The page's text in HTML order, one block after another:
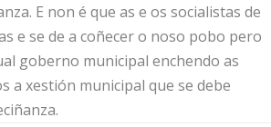
E non é que as e os socialistas de
e se de a coñecer o noso pobo pero
goberno municipal enchendo as
a xestión municipal que se debe